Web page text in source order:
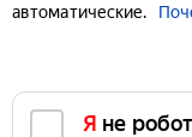
автоматические.
Я не робот